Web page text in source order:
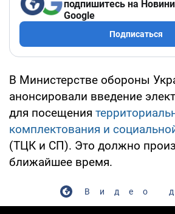
подпишитесь на
Google
Подписаться
В Министерстве обороны
анонсировали введение
для посещения
комплектования и
(ТЦК и СП). Это должно
ближайшее время.
Видео